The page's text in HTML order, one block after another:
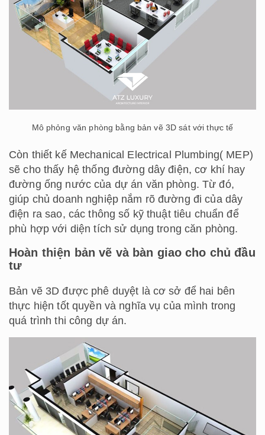
Mô phỏng văn phòng bằng bản vẽ 3D sát với thực tế
Còn thiết kế Mechanical Electrical Plumbing( MEP)
sẽ cho thấy hệ thống đường dây điện, cơ khí hay
đường ống nước của dự án văn phòng. Từ đó,
giúp chủ doanh nghiệp nắm rõ đường đi của dây
điện ra sao, các thông số kỹ thuật tiêu chuẩn để
phù hợp với diện tích sử dụng trong căn phòng.
Hoàn thiện bản vẽ và bàn giao cho chủ đầu
tư
Bản vẽ 3D được phê duyệt là cơ sở để hai bên
thực hiện tốt quyền và nghĩa vụ của mình trong
quá trình thi công dự án.